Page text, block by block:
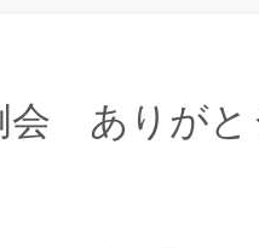
会 ありが